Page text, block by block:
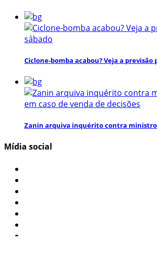
Ciclone-bomba acabou? Veja a previsão
Zanin arquiva inquérito contra ministro
Mídia social